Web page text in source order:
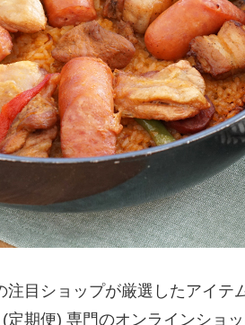
目ショップが厳選したアイテ
(定期便) 専門のオンラインショ